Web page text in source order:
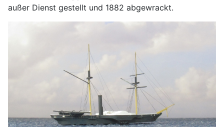
außer Dienst gestellt und 1882 abgewrackt.